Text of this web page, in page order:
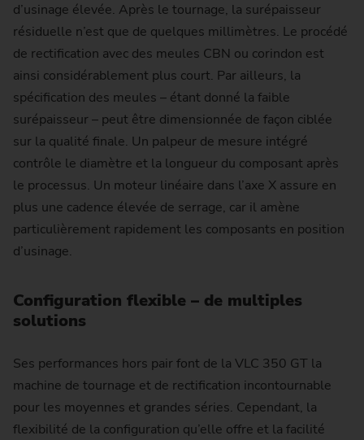
d’usinage élevée. Après le tournage, la surépaisseur
résiduelle n’est que de quelques millimètres. Le procédé
de rectification avec des meules CBN ou corindon est
ainsi considérablement plus court. Par ailleurs, la
spécification des meules – étant donné la faible
surépaisseur – peut être dimensionnée de façon ciblée
sur la qualité finale. Un palpeur de mesure intégré
contrôle le diamètre et la longueur du composant après
le processus. Un moteur linéaire dans l’axe X assure en
plus une cadence élevée de serrage, car il amène
particulièrement rapidement les composants en position
d’usinage.
Configuration flexible – de multiples
solutions
Ses performances hors pair font de la VLC 350 GT la
machine de tournage et de rectification incontournable
pour les moyennes et grandes séries. Cependant, la
flexibilité de la configuration qu’elle offre et la facilité